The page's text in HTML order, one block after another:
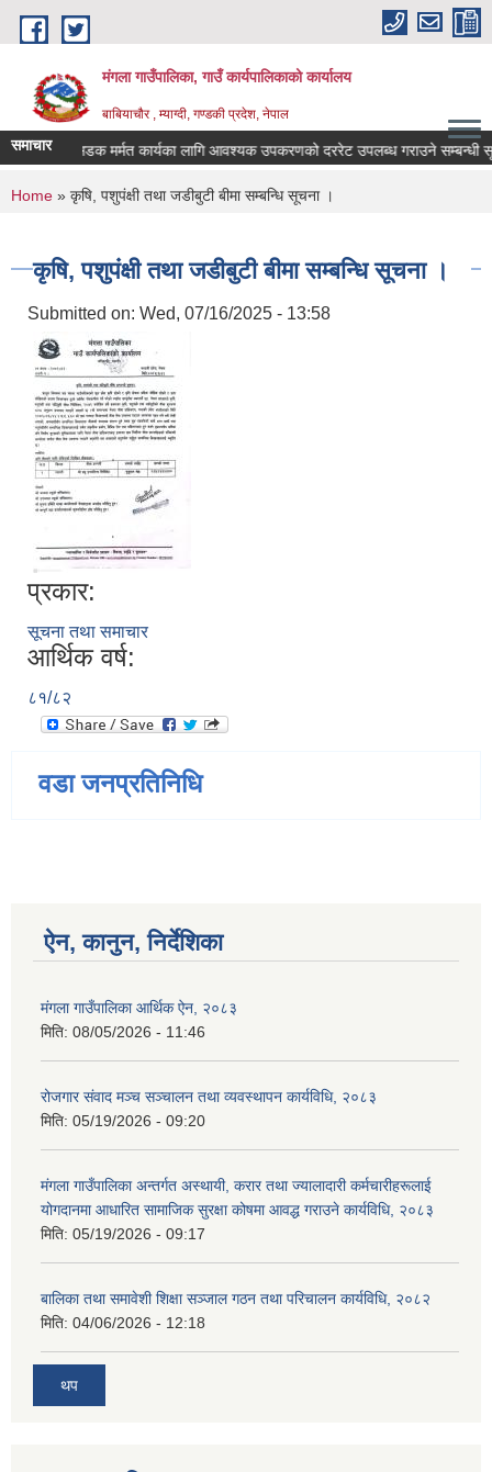
Skip to main content
मंगला गाउँपालिका, गाउँ कार्यपालिकाको कार्यालय
बाबियाचौर , म्याग्दी, गण्डकी प्रदेश, नेपाल
समाचार
। सडक मर्मत कार्यका लागि आवश्यक उपकरणको दररेट उपलब्ध गराउने सम्बन्धी
You are here
Home » कृषि, पशुपंक्षी तथा जडीबुटी बीमा सम्बन्धि सूचना ।
कृषि, पशुपंक्षी तथा जडीबुटी बीमा सम्बन्धि सूचना ।
Submitted on: Wed, 07/16/2025 - 13:58
प्रकार:
सूचना तथा समाचार
आर्थिक वर्ष:
८१/८२
वडा जनप्रतिनिधि
ऐन, कानुन, निर्देशिका
मंगला गाउँपालिका आर्थिक ऐन, २०८३
मिति: 08/05/2026 - 11:46
रोजगार संवाद मञ्च सञ्चालन तथा व्यवस्थापन कार्यविधि, २०८३
मिति: 05/19/2026 - 09:20
मंगला गाउँपालिका अन्तर्गत अस्थायी, करार तथा ज्यालादारी कर्मचारीहरूलाई
योगदानमा आधारित सामाजिक सुरक्षा कोषमा आवद्ध गराउने कार्यविधि, २०८३
मिति: 05/19/2026 - 09:17
बालिका तथा समावेशी शिक्षा सञ्जाल गठन तथा परिचालन कार्यविधि, २०८२
मिति: 04/06/2026 - 12:18
थप